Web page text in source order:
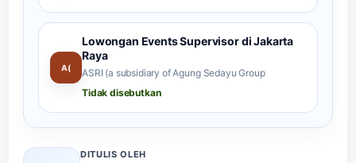
A(
Lowongan Events Supervisor di Jakarta
Raya
ASRI (a subsidiary of Agung Sedayu Group
Tidak disebutkan
DITULIS OLEH